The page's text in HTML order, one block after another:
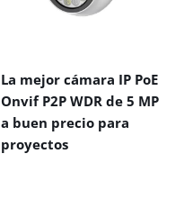
La mejor cámara IP PoE
Onvif P2P WDR de 5 MP
a buen precio para
proyectos